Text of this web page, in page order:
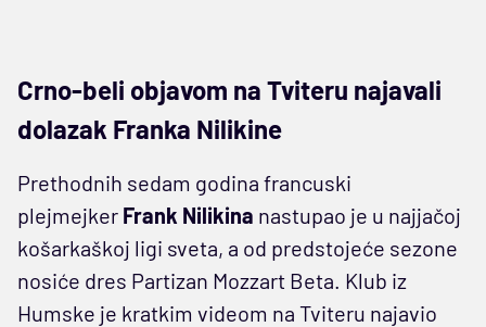
Crno-beli objavom na Tviteru najavali
dolazak Franka Nilikine
Prethodnih sedam godina francuski
plejmejker Frank Nilikina nastupao je u najjačoj
košarkaškoj ligi sveta, a od predstojeće sezone
nosiće dres Partizan Mozzart Beta. Klub iz
Humske je kratkim videom na Tviteru najavio